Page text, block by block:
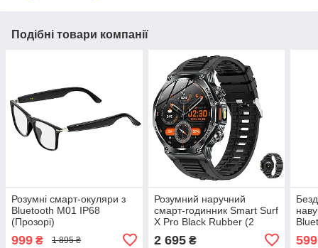
Подібні товари компанії
Розумні смарт-окуляри з
Bluetooth M01 IP68
(Прозорі)
999 ₴ 1 895 ₴
Розумний наручний
смарт-годинник Smart Surf
X Pro Black Rubber (2
2 695₴ 599